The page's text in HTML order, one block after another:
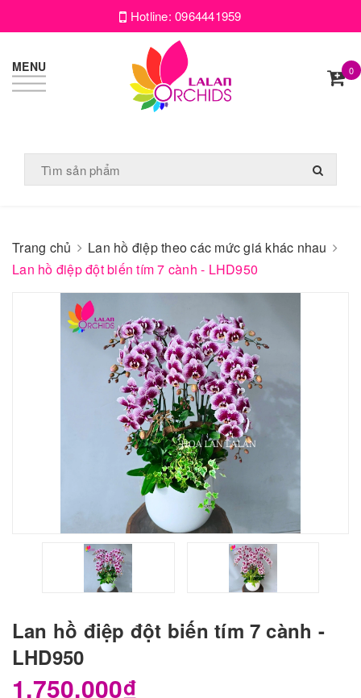
Hotline:0964441959
MENU 0
Trang chủ
Lan hồ điệp theo các mức giá khác nhau
Lan hồ điệp đột biến tím 7 cành - LHD950
Lan hồ điệp đột biến tím 7 cành -
LHD950
1.750.000₫